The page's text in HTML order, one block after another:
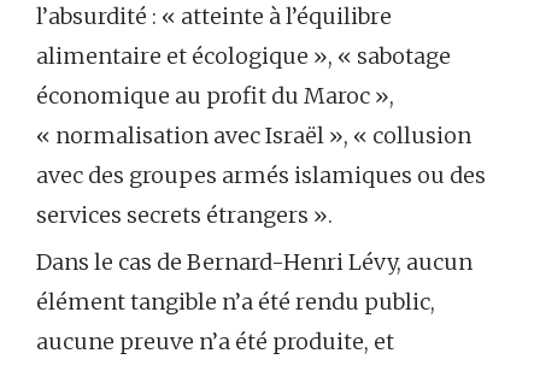
l’absurdité : « atteinte à l’équilibre
alimentaire et écologique », « sabotage
économique au profit du Maroc »,
« normalisation avec Israël », « collusion
avec des groupes armés islamiques ou des
services secrets étrangers ».
Dans le cas de Bernard-Henri Lévy, aucun
élément tangible n’a été rendu public,
aucune preuve n’a été produite, et